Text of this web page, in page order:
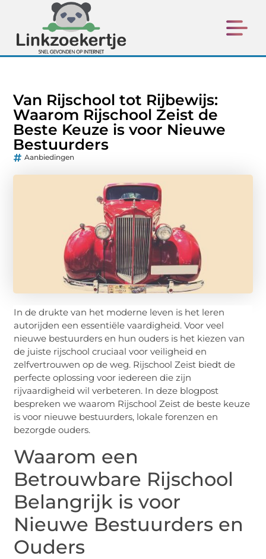
Van Rijschool tot Rijbewijs:
Waarom Rijschool Zeist de
Beste Keuze is voor Nieuwe
Bestuurders
Aanbiedingen
In de drukte van het moderne leven is het leren
autorijden een essentiële vaardigheid. Voor veel
nieuwe bestuurders en hun ouders is het kiezen van
de juiste rijschool cruciaal voor veiligheid en
zelfvertrouwen op de weg. Rijschool Zeist biedt de
perfecte oplossing voor iedereen die zijn
rijvaardigheid wil verbeteren. In deze blogpost
bespreken we waarom Rijschool Zeist de beste keuze
is voor nieuwe bestuurders, lokale forenzen en
bezorgde ouders.
Waarom een
Betrouwbare Rijschool
Belangrijk is voor
Nieuwe Bestuurders en
Ouders